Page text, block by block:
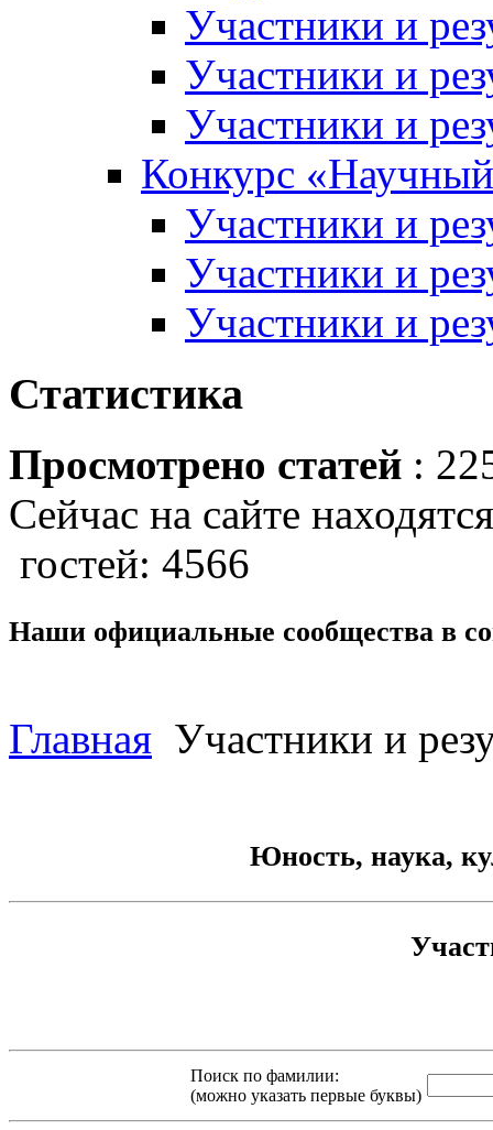
Участники и
Участники и
Участники и
Конкурс
Участники и
Участники и
Участники и
Статистика
Просмотрено статей :
Сейчас на сайте
гостей: 4566
Наши официальные сообщества в
Главная Участники и
Юность, наука,
Поиск по фамилии:
(можно указать первые буквы)